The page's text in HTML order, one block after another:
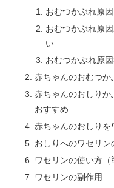
おむつかぶれ原
おむつかぶれ原
い
おむつかぶれ原
赤ちゃんのおむつか
赤ちゃんのおしり
おすすめ
赤ちゃんのおしりを
おしりへのワセリン
ワセリンの使い方（
ワセリンの副作用